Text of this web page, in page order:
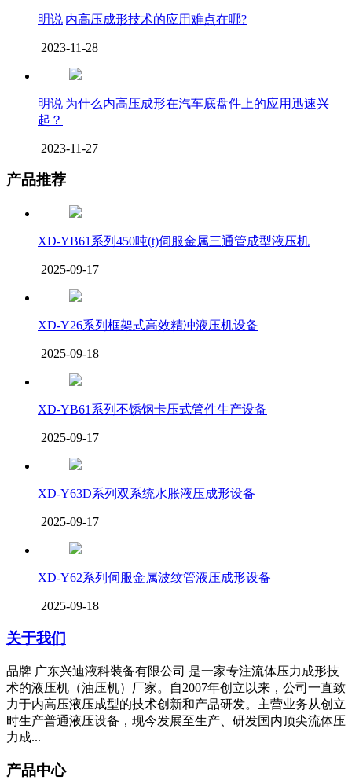
明说|内高压成形技术的应用难点在哪?
2023-11-28
明说|为什么内高压成形在汽车底盘件上的应用迅速兴
起？
2023-11-27
产品推荐
XD-YB61系列450吨(t)伺服金属三通管成型液压机
2025-09-17
XD-Y26系列框架式高效精冲液压机设备
2025-09-18
XD-YB61系列不锈钢卡压式管件生产设备
2025-09-17
XD-Y63D系列双系统水胀液压成形设备
2025-09-17
XD-Y62系列伺服金属波纹管液压成形设备
2025-09-18
关于我们
品牌 广东兴迪液科装备有限公司 是一家专注流体压力成形技
术的液压机（油压机）厂家。自2007年创立以来，公司一直致
力于内高压液压成型的技术创新和产品研发。主营业务从创立
时生产普通液压设备，现今发展至生产、研发国内顶尖流体压
力成...
产品中心